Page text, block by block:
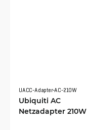
UACC-Adapter-AC-210W
Ubiquiti AC
Netzadapter 210W